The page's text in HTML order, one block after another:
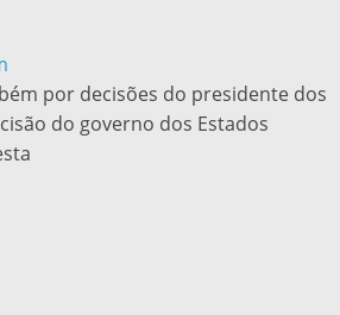
por decisões do presidente dos
do governo dos Estados